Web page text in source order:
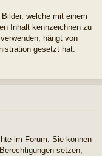
welche mit einem
Inhalt kennzeichnen zu
hängt von
gesetzt hat.
im Forum. Sie können
setzen,